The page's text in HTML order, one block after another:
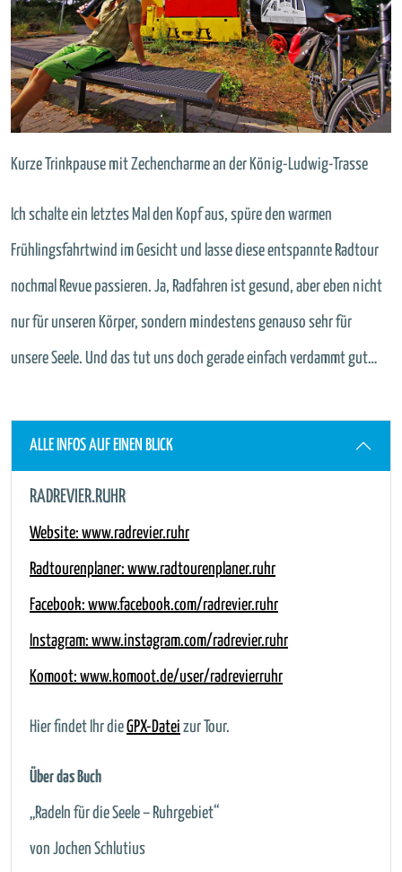
Kurze Trinkpause mit Zechencharme an der König-Ludwig-Trasse
Ich schalte ein letztes Mal den Kopf aus, spüre den warmen
Frühlingsfahrtwind im Gesicht und lasse diese entspannte Radtour
nochmal Revue passieren. Ja, Radfahren ist gesund, aber eben nicht
nur für unseren Körper, sondern mindestens genauso sehr für
unsere Seele. Und das tut uns doch gerade einfach verdammt gut…
ALLE INFOS AUF EINEN BLICK
RADREVIER.RUHR
Website: www.radrevier.ruhr
Radtourenplaner: www.radtourenplaner.ruhr
Facebook: www.facebook.com/radrevier.ruhr
Instagram: www.instagram.com/radrevier.ruhr
Komoot: www.komoot.de/user/radrevierruhr
Hier findet Ihr dieGPX-Datei zur Tour.
Über das Buch
„Radeln für die Seele – Ruhrgebiet“
von Jochen Schlutius